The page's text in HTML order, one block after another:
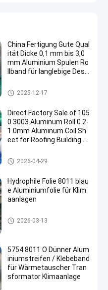
China Fertigung Gute Qual
ität Dicke 0,1 mm bis 3,0
mm Aluminium Spulen Ro
llband für langlebige Desi
Aluminium-Streifenschlange
2025-12-17
Direct Factory Sale of 105
0 3003 Aluminum Roll 0.2-
1.0mm Aluminum Coil Sh
eet for Roofing Building M
Aluminium-Streifenschlange
2026-04-29
Hydrophile Folie 8011 blau
e Aluminiumfolie für Klim
aanlagen
Aluminiumfolie-Rolle
2026-03-13
5754 8011 O Dünner Alum
iniumstreifen / Klebeband
für Wärmetauscher Tran
sformator Klimaanlage